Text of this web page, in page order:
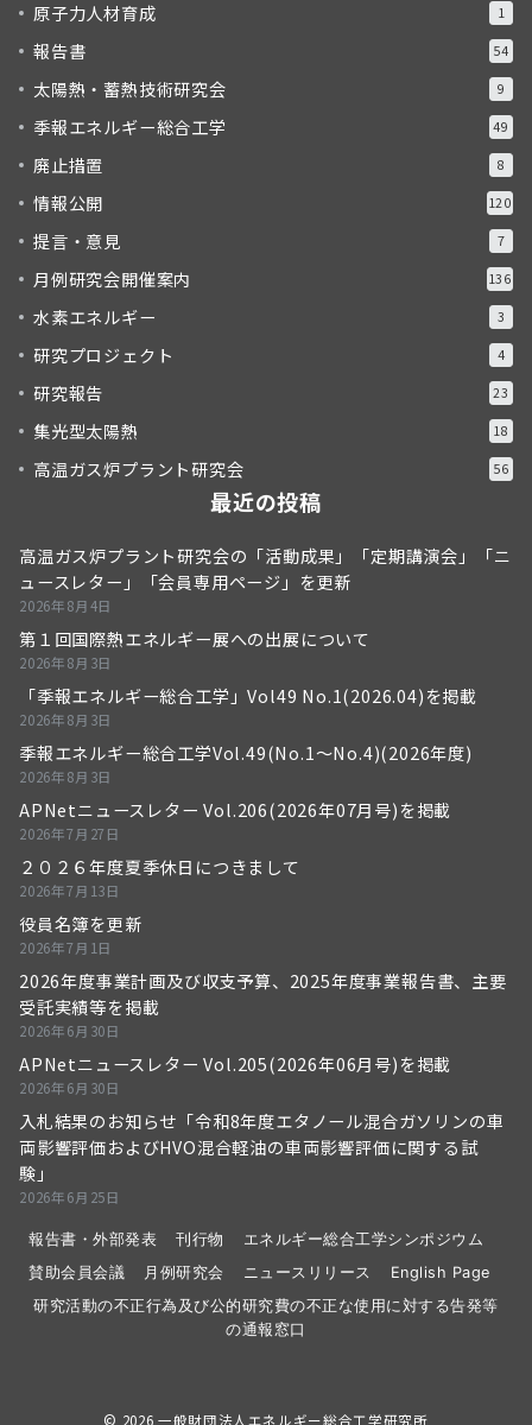
原子力人材育成 1
報告書 54
太陽熱・蓄熱技術研究会 9
季報エネルギー総合工学 49
廃止措置 8
情報公開 120
提言・意見 7
月例研究会開催案内 136
水素エネルギー 3
研究プロジェクト 4
研究報告 23
集光型太陽熱 18
高温ガス炉プラント研究会 56
最近の投稿
高温ガス炉プラント研究会の「活動成果」「定期講演会」「ニ
ュースレター」「会員専用ページ」を更新
2026年8月4日
第１回国際熱エネルギー展への出展について
2026年8月3日
「季報エネルギー総合工学」Vol49 No.1(2026.04)を掲載
2026年8月3日
季報エネルギー総合工学Vol.49(No.1～No.4)(2026年度)
2026年8月3日
APNetニュースレター Vol.206(2026年07月号)を掲載
2026年7月27日
２０２６年度夏季休日につきまして
2026年7月13日
役員名簿を更新
2026年7月1日
2026年度事業計画及び収支予算、2025年度事業報告書、主要
受託実績等を掲載
2026年6月30日
APNetニュースレター Vol.205(2026年06月号)を掲載
2026年6月30日
入札結果のお知らせ「令和8年度エタノール混合ガソリンの車
両影響評価およびHVO混合軽油の車両影響評価に関する試
験」
2026年6月25日
報告書・外部発表 刊行物
エネルギー総合工学シンポジウム
賛助会員会議
月例研究会 ニュースリリース
English Page
研究活動の不正行為及び公的研究費の不正な使用に対する告発等
の通報窓口
© 2026 一般財団法人エネルギー総合工学研究所